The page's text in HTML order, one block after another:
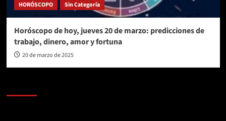
HORÓSCOPO Sin Categoría
Horóscopo de hoy, jueves 20 de marzo: predicciones de
trabajo, dinero, amor y fortuna
20 de marzo de 2025